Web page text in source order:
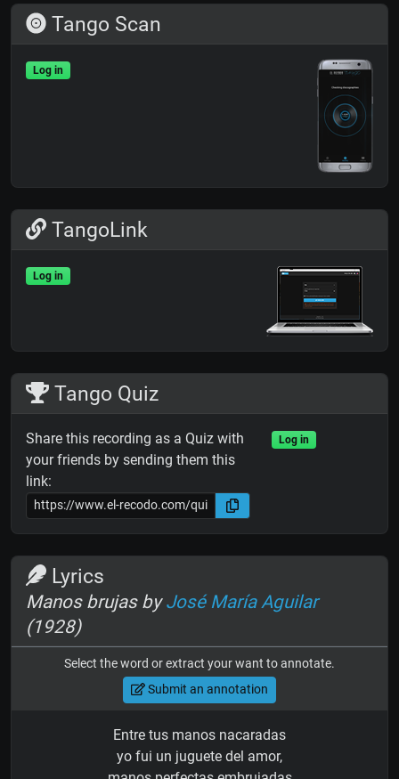
Tango Scan
Log in
TangoLink
Log in
Tango Quiz
Share this recording as a Quiz with
your friends by sending them this
link:
Log in
Lyrics
Manos brujas byJosé María Aguilar
(1928)
Select the word or extract your want to annotate.
Submit an annotation
Entre tus manos nacaradas
yo fui un juguete del amor,